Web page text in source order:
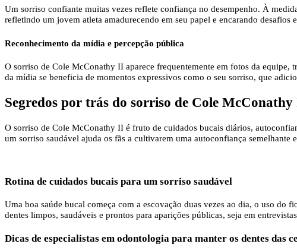
Um sorriso confiante muitas vezes reflete confiança no desempenho. À
refletindo um jovem atleta amadurecendo em seu papel e encarando desafios
Reconhecimento da mídia e percepção pública
O sorriso de Cole McConathy II aparece frequentemente em fotos da equipe,
da mídia se beneficia de momentos expressivos como o seu sorriso, que
Segredos por trás do sorriso de Cole
O sorriso de Cole McConathy II é fruto de cuidados bucais diários,
um sorriso saudável ajuda os fãs a cultivarem uma autoconfiança semelhante
Rotina de cuidados bucais para um sorriso saudável
Uma boa saúde bucal começa com a escovação duas vezes ao dia, o uso do
dentes limpos, saudáveis ​​e prontos para aparições públicas, seja em
Dicas de especialistas em odontologia para manter os dentes das